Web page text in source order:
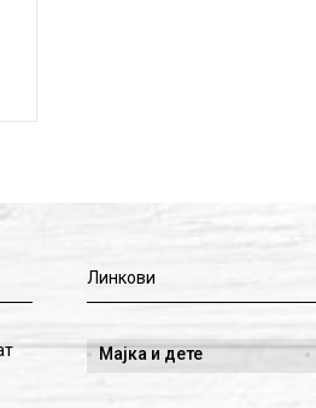
Линкови
Мајка и дете